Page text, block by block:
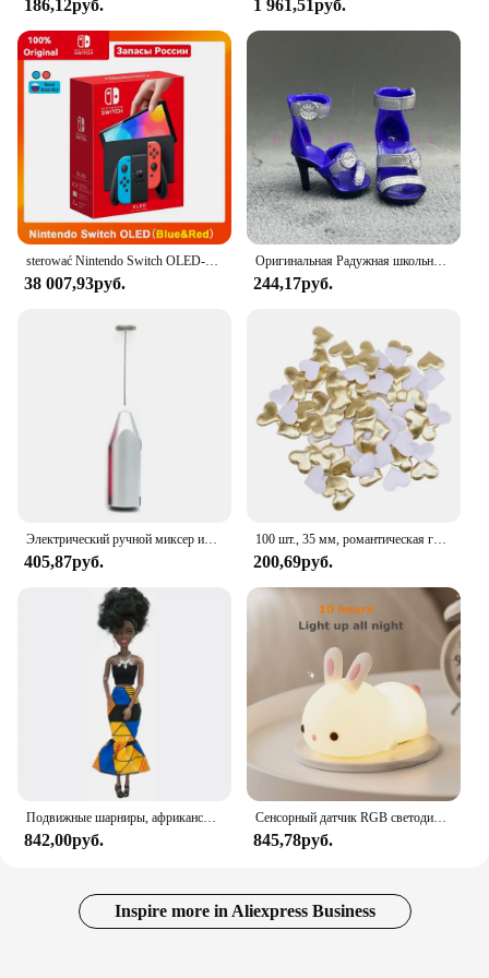
186,12руб. 1 961,51руб.
sterować Nintendo Switch OLED-модель, белый набор, 7-дюймовый цветной экран, ручка Joy Con, улучшенная аудиорегулируема консоль, стабильный режим телевизора
38 007,93руб.
Оригинальная Радужная школьная кукла, можно выбрать обувь, каблук, сапоги, игрушки для девочек «сделай сам»
244,17руб.
Электрический ручной миксер из нержавеющей стали, Легкий Блендер для выпечки и приготовления пищи
405,87руб.
100 шт., 35 мм, романтическая губка, атласная ткань, лепестки в форме сердца, свадебные конфетти, настольная кровать, лепестки в форме сердца, свадебное украшение на день Святого Валентина
200,69руб.
Подвижные шарниры, африканская черная кукла для американских кукол, аксессуары, тело Nudy с одеждой для Барби, игрушка для девочки, ролевая детская игрушка, подарок
842,00руб.
Сенсорный датчик RGB светодиодный ночник с кроликом, 16 цветов, USB перезаряжаемая силиконовая лампа в виде кролика для детей, детские игрушки, подарок на фестиваль
845,78руб.
Inspire more in Aliexpress Business